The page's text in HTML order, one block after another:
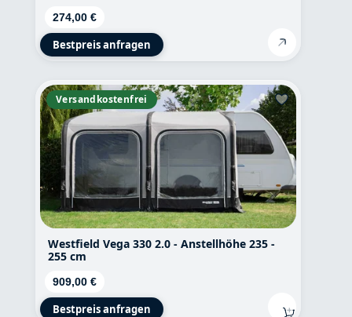
Regulärer Preis:
274,00 €
Bestpreis anfragen
Versandkostenfrei
Westfield Vega 330 2.0 - Anstellhöhe 235 -
255 cm
Regulärer Preis:
909,00 €
Bestpreis anfragen